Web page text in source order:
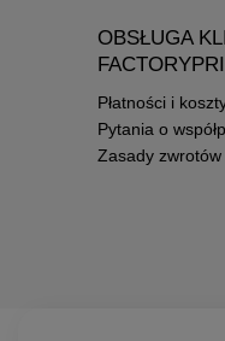
OBSŁUGA
Płatności i
Pytania o
Zasady zwrotów